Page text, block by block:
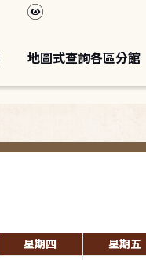
地圖式查詢各區分館
星期四 星期五